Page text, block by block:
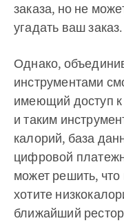
заказа, но не
угадать ваш заказ.
Однако,
инструментами
имеющий доступ
и таким
калорий, база
цифровой
может решить, что
хотите
ближайший